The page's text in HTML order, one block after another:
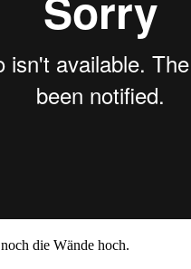
noch die Wände hoch.